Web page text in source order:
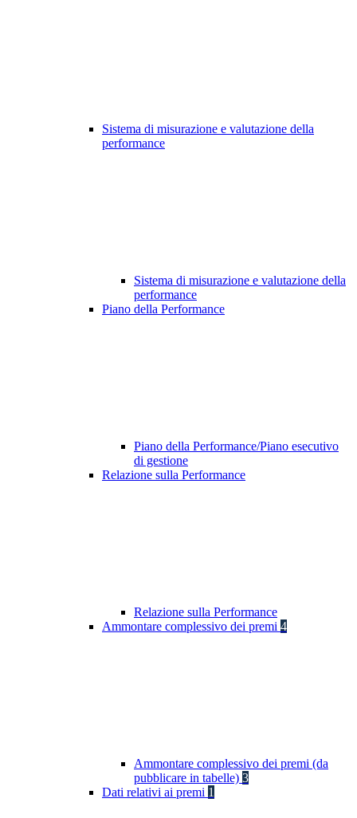
Sistema di misurazione e valutazione della
performance
Sistema di misurazione e valutazione della
performance
Piano della Performance
Piano della Performance/Piano esecutivo
di gestione
Relazione sulla Performance
Relazione sulla Performance
Ammontare complessivo dei premi 4
Ammontare complessivo dei premi (da
pubblicare in tabelle) 3
Dati relativi ai premi 1